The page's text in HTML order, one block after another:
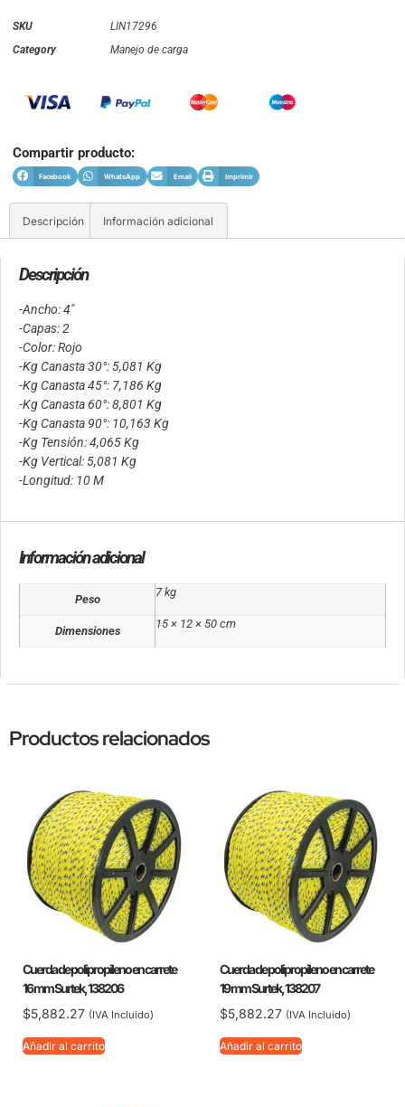
SKU
LIN17296
Category
Manejo de carga
Compartir producto:
Facebook WhatsApp Email Imprimir
Descripción Información adicional
Descripción
-Ancho: 4″
-Capas: 2
-Color: Rojo
-Kg Canasta 30°: 5,081 Kg
-Kg Canasta 45°: 7,186 Kg
-Kg Canasta 60°: 8,801 Kg
-Kg Canasta 90°: 10,163 Kg
-Kg Tensión: 4,065 Kg
-Kg Vertical: 5,081 Kg
-Longitud: 10 M
Información adicional
Peso
7 kg
Dimensiones
15 × 12 × 50 cm
Productos relacionados
Cuerda de polipropileno en carrete
16 mm Surtek, 138206
$5,882.27 (IVA Incluido)
Añadir al carrito
Cuerda de polipropileno en carrete
19 mm Surtek, 138207
$5,882.27 (IVA Incluido)
Añadir al carrito